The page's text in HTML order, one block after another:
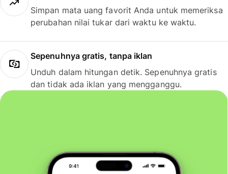
Simpan mata uang favorit Anda untuk memeriksa
perubahan nilai tukar dari waktu ke waktu.
Sepenuhnya gratis, tanpa iklan
Unduh dalam hitungan detik. Sepenuhnya gratis
dan tidak ada iklan yang mengganggu.